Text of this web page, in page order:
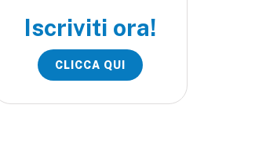
Iscriviti ora!
CLICCA QUI